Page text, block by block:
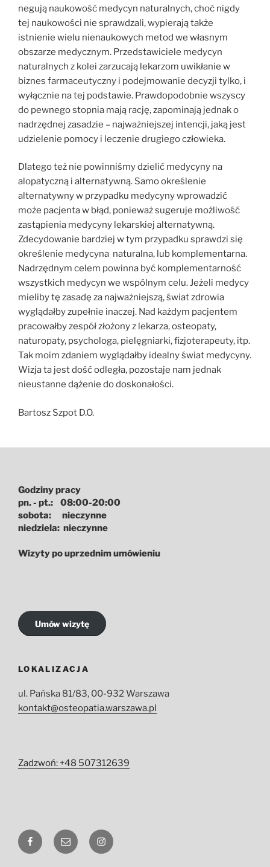
negują naukowość medycyn naturalnych, choć nigdy
tej naukowości nie sprawdzali, wypierają także
istnienie wielu nienaukowych metod we własnym
obszarze medycznym. Przedstawiciele medycyn
naturalnych z kolei zarzucają lekarzom uwikłanie w
biznes farmaceutyczny i podejmowanie decyzji tylko, i
wyłącznie na tej podstawie. Prawdopodobnie wszyscy
do pewnego stopnia mają rację, zapominają jednak o
nadrzędnej zasadzie – najważniejszej intencji, jaką jest
udzielenie pomocy i leczenie drugiego człowieka.
Dlatego też nie powinniśmy dzielić medycyny na
alopatyczną i alternatywną. Samo określenie
alternatywny w przypadku medycyny wprowadzić
może pacjenta w błąd, ponieważ sugeruje możliwość
zastąpienia medycyny lekarskiej alternatywną.
Zdecydowanie bardziej w tym przypadku sprawdzi się
określenie medycyna naturalna, lub komplementarna.
Nadrzędnym celem powinna być komplementarność
wszystkich medycyn we wspólnym celu. Jeżeli medycy
mieliby tę zasadę za najważniejszą, świat zdrowia
wyglądałby zupełnie inaczej. Nad każdym pacjentem
pracowałby zespół złożony z lekarza, osteopaty,
naturopaty, psychologa, pielęgniarki, fizjoterapeuty, itp.
Tak moim zdaniem wyglądałby idealny świat medycyny.
Wizja ta jest dość odległa, pozostaje nam jednak
nieustanne dążenie do doskonałości.
Bartosz Szpot D.O.
Godziny pracy
pn. - pt.: 08:00-20:00
sobota: nieczynne
niedziela: nieczynne
Wizyty po uprzednim umówieniu
Umów wizytę
LOKALIZACJA
ul. Pańska 81/83, 00-932 Warszawa
kontakt@osteopatia.warszawa.pl
Zadzwoń: +48 507312639
fb
E-
mail
ig